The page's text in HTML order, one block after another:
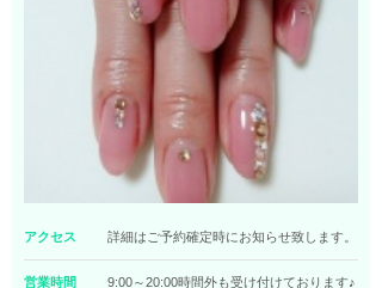
アクセス 詳細はご予約確定時にお知らせ致します。
営業時間
9:00～20:00時間外も受け付けております♪